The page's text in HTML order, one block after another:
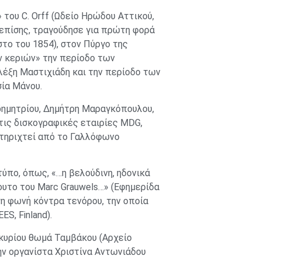
του C. Orff (Ωδείο Ηρώδου Αττικού,
τραγούδησε για πρώτη φορά
του 1854), στον Πύργο της
κεριών» την περίοδο των
Μαστιχιάδη και την περίοδο των
Μάνου.
Δημήτρη Μαραγκόπουλου,
δισκογραφικές εταιρίες MDG,
από το Γαλλόφωνο
όπως, «…η βελούδινη, ηδονικά
του Marc Grauwels…» (Εφημερίδα
φωνή κόντρα τενόρου, την οποία
Finland).
θωμά Ταμβάκου (Αρχείο
Χριστίνα Αντωνιάδου